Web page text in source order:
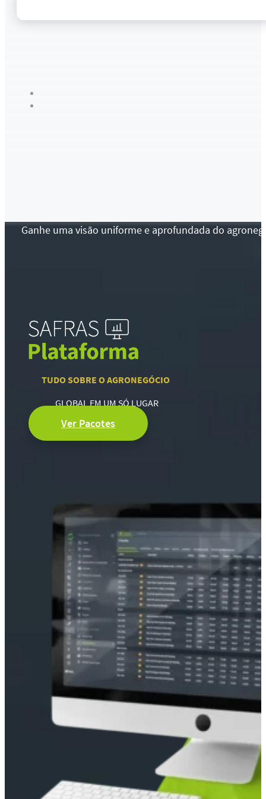
Ganhe uma visão uniforme e aprofundada do
TUDO SOBRE O AGRONEGÓCIO
GLOBAL EM UM SÓ LUGAR
Ver Pacotes